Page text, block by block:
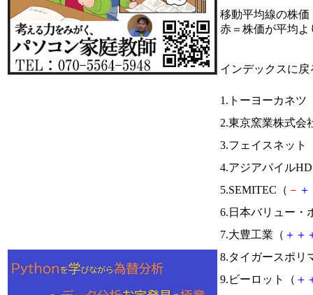
移動平均線の株価
赤＝株価が平均
インデックスに戻
1.トーヨーカネツ
2.東京窯業株式会
3.フェイスネット
4.アジアパイル
5.SEMITEC（ － ＋
6.日本バリュー・
7.大豊工業（ ＋ ＋
8.タイガースポリ
9.ビーロット（ ＋